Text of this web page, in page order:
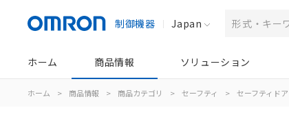
制御機器 Japan
ホーム 商品情報 ソリューション
ホーム > 商品情報 > 商品カテゴリ > セーフティ > セーフティド